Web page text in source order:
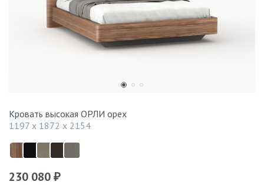
Кровать высокая ОРЛИ орех
1197 x 1872 x 2154
230 080 ₽